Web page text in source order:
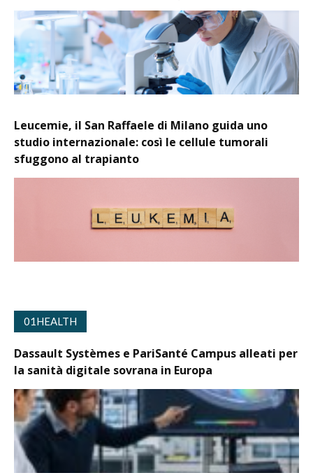
Leucemie, il San Raffaele di Milano guida uno
studio internazionale: così le cellule tumorali
sfuggono al trapianto
01HEALTH
Dassault Systèmes e PariSanté Campus alleati per
la sanità digitale sovrana in Europa